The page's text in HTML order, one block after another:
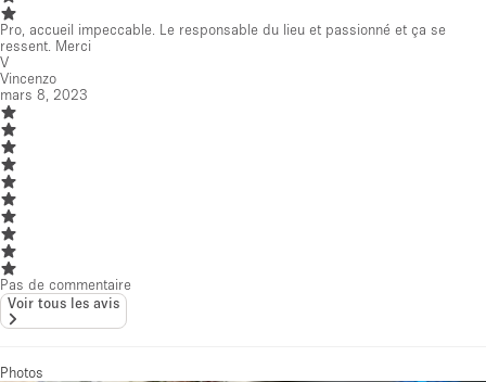
Pro, accueil impeccable. Le responsable du lieu et passionné et ça se
ressent. Merci
V
Vincenzo
mars 8, 2023
Pas de commentaire
Voir tous les avis
Photos